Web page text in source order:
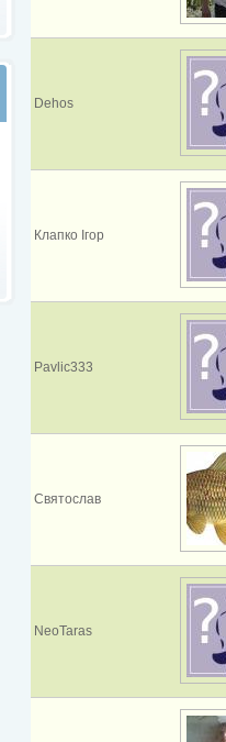
Dehos
Клапко Ігор
Pavlic333
Святослав
NeoTaras